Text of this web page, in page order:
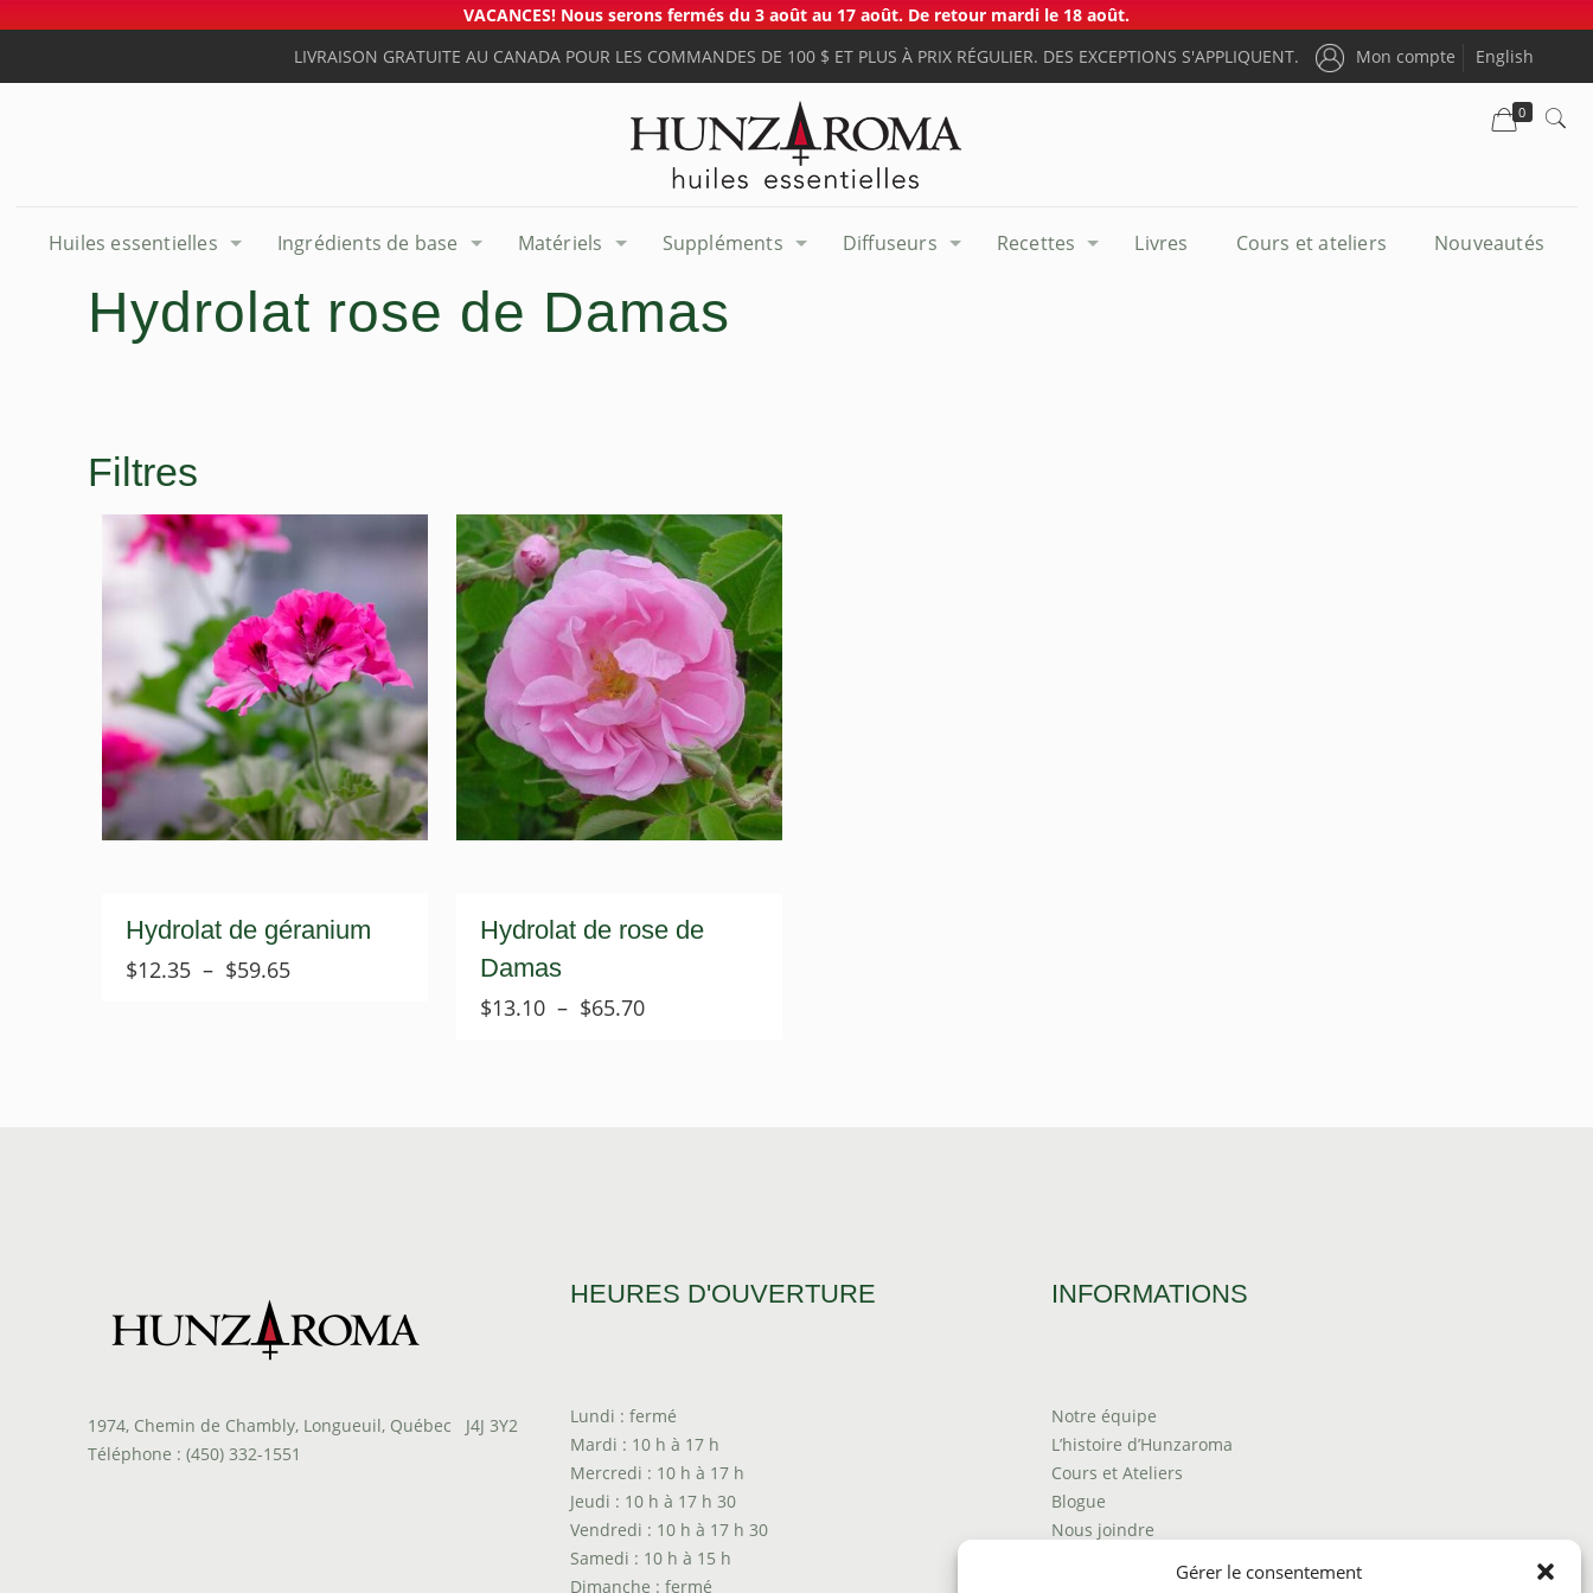
Gérer le consentement
VACANCES! Nous serons fermés du 3 août au 17 août. De retour mardi le 18 août.
LIVRAISON GRATUITE AU CANADA POUR LES COMMANDES DE 100 $ ET PLUS À PRIX RÉGULIER. DES EXCEPTIONS S'APPLIQUENT.
Mon compte English
Huiles essentielles Ingrédients de base Matériels Suppléments Diffuseurs Recettes Livres Cours et ateliers Nouveautés
0
Hydrolat rose de Damas
Filtres
Hydrolat de géranium
$12.35 – $59.65Plage
Hydrolat de rose de
Damas
$13.10 – $65.70Plage
1974, Chemin de Chambly, Longueuil, Québec J4J 3Y2
Téléphone : (450) 332-1551
HEURES D'OUVERTURE
Lundi : fermé
Mardi : 10 h à 17 h
Mercredi : 10 h à 17 h
Jeudi : 10 h à 17 h 30
Vendredi : 10 h à 17 h 30
Samedi : 10 h à 15 h
Dimanche : fermé
INFORMATIONS
Notre équipe
L’histoire d’Hunzaroma
Cours et Ateliers
Blogue
Nous joindre
Politique de frais d'envoi